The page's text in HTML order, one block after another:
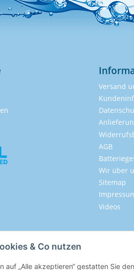
& Co nutzen
auf „Alle akzeptieren“ gestatten Sie
Versand
AGB
Wir über
Sitemap
Videos